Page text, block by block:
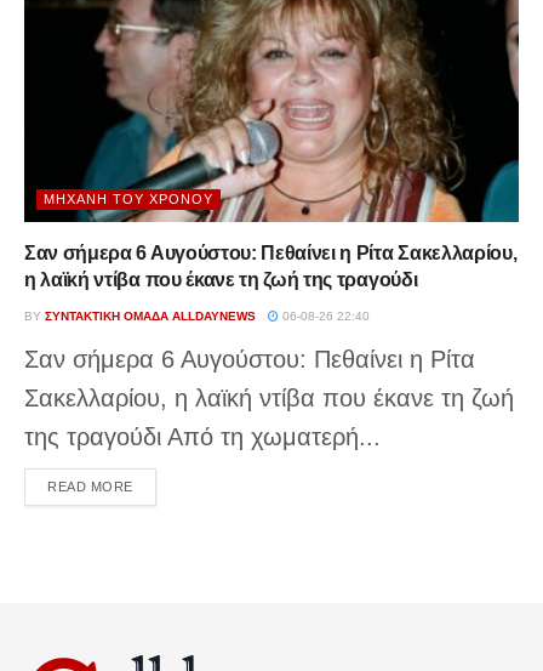
ΜΗΧΑΝΉ ΤΟΥ ΧΡΌΝΟΥ
Σαν σήμερα 6 Αυγούστου: Πεθαίνει η Ρίτα Σακελλαρίου,
η λαϊκή ντίβα που έκανε τη ζωή της τραγούδι
BY ΣΥΝΤΑΚΤΙΚΉ ΟΜΆΔΑ ALLDAYNEWS 06-08-26 22:40
Σαν σήμερα 6 Αυγούστου: Πεθαίνει η Ρίτα
Σακελλαρίου, η λαϊκή ντίβα που έκανε τη ζωή
της τραγούδι Από τη χωματερή...
READ MOREDETAILS